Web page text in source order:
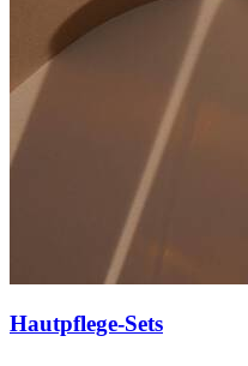
Hautpflege-Sets